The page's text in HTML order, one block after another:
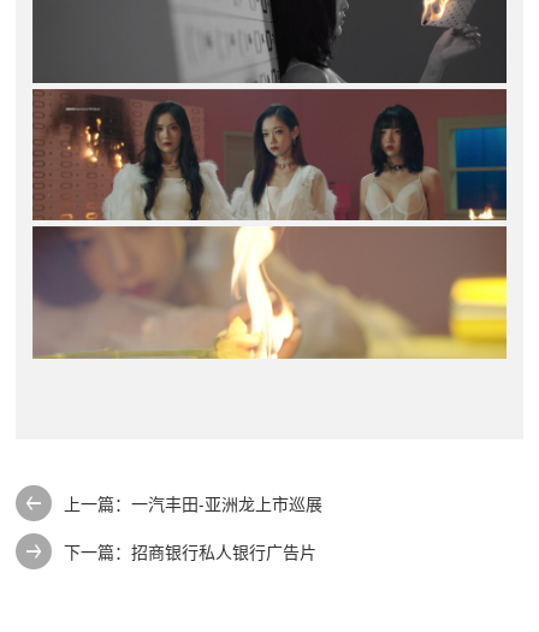
上一篇：一汽丰田-亚洲龙上市巡展
下一篇：招商银行私人银行广告片